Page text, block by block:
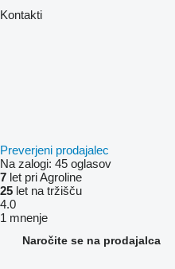
Kontakti
Preverjeni prodajalec
Na zalogi: 45 oglasov
7 let pri Agroline
25 let na tržišču
4.0
1 mnenje
Naročite se na prodajalca